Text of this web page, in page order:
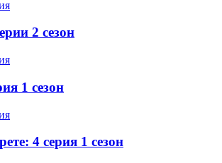
2 сезон
1 сезон
4 серия 1 сезон